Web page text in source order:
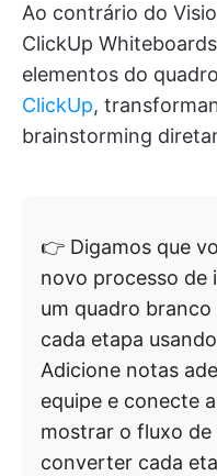
Ao contrário do
ClickUp
elementos do
ClickUp,
brainstorming
👉 Digamos que
novo processo de
um quadro
cada etapa
Adicione notas
equipe e conecte
mostrar o fluxo
converter cada